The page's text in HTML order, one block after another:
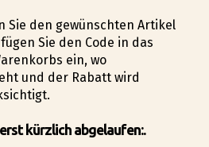
Sie den gewünschten Artikel
Sie den Code in das
ein, wo
und der Rabatt wird
kürzlich abgelaufen:.